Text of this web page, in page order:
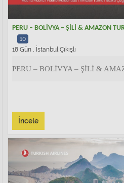
PERU – BOLİVYA – ŞİLİ & AMAZON
10
18 Gün , İstanbul Çıkışlı
PERU – BOLİVYA – ŞİLİ &
İncele